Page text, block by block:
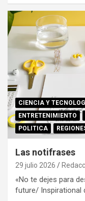
CIENCIA Y
ENTRETENIMIENTO
POLITICA
Las notifrases
29 julio 2026
«No te dejes para
future/ Inspirational